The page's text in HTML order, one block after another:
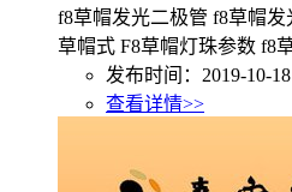
f8草帽发光二极管 f8草帽
草帽式 F8草帽灯珠参数 f8
发布时间：2019-10-18
查看详情>>